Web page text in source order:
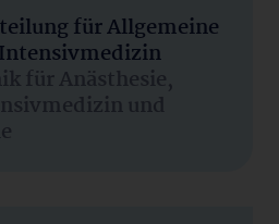
für Allgemeine
für Anästhesie,
und